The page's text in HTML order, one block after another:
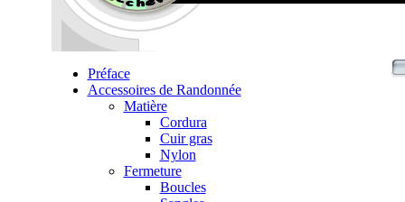
Préface
Accessoires de Randonnée
Matière
Cordura
Cuir gras
Nylon
Fermeture
Boucles